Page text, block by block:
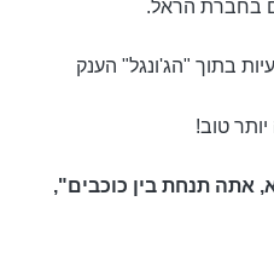
בחברת הראל.
בתוך "הג'ונגל" הענק
טוב!
אתה תנחת בין כוכבים",